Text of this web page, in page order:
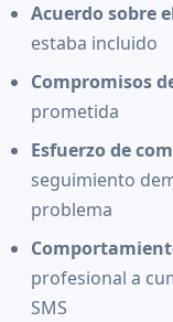
Acuerdo sobre
estaba incluido
Compromisos
prometida
Esfuerzo de
seguimiento
problema
profesional a
SMS